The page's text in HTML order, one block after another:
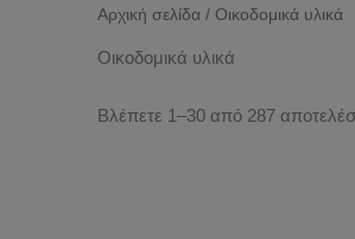
Αρχική σελίδα / Οικοδομικά υλικά
Οικοδομικά υλικά
Βλέπετε 1–30 από 287